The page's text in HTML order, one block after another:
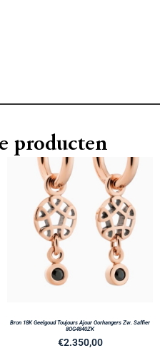
producten
Bron 18K Geelgoud Toujours Ajour Oorhangers Zw. Saffier
8OG4840ZK
€2.350,00